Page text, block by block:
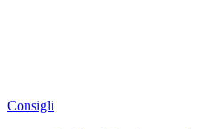
Consigli